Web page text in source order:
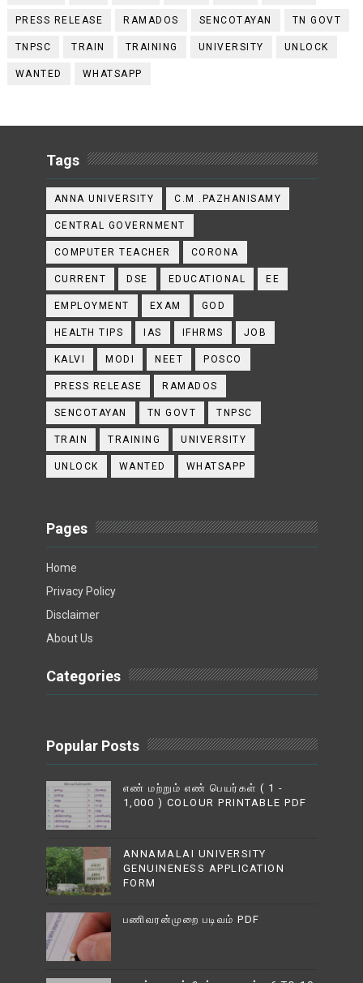
PRESS RELEASE RAMADOS SENCOTAYAN TN GOVT
TNPSC TRAIN TRAINING UNIVERSITY UNLOCK
WANTED WHATSAPP
Tags
ANNA UNIVERSITY C.M .PAZHANISAMY
CENTRAL GOVERNMENT
COMPUTER TEACHER CORONA
CURRENT DSE EDUCATIONAL EE
EMPLOYMENT EXAM GOD
HEALTH TIPS IAS IFHRMS JOB
KALVI MODI NEET POSCO
PRESS RELEASE RAMADOS
SENCOTAYAN TN GOVT TNPSC
TRAIN TRAINING UNIVERSITY
UNLOCK WANTED WHATSAPP
Pages
Home
Privacy Policy
Disclaimer
About Us
Categories
Popular Posts
எண் மற்றும் எண் பெயர்கள் ( 1 -
1,000 ) COLOUR PRINTABLE PDF
ANNAMALAI UNIVERSITY
GENUINENESS APPLICATION
FORM
பணிவரன்முறை படிவம் PDF